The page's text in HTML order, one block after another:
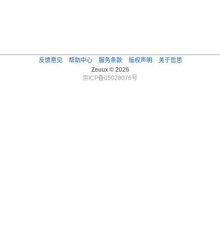
反馈意见 帮助中心 服务条款 版权声明
关于哲思
Zeuux © 2026
京ICP备05028076号